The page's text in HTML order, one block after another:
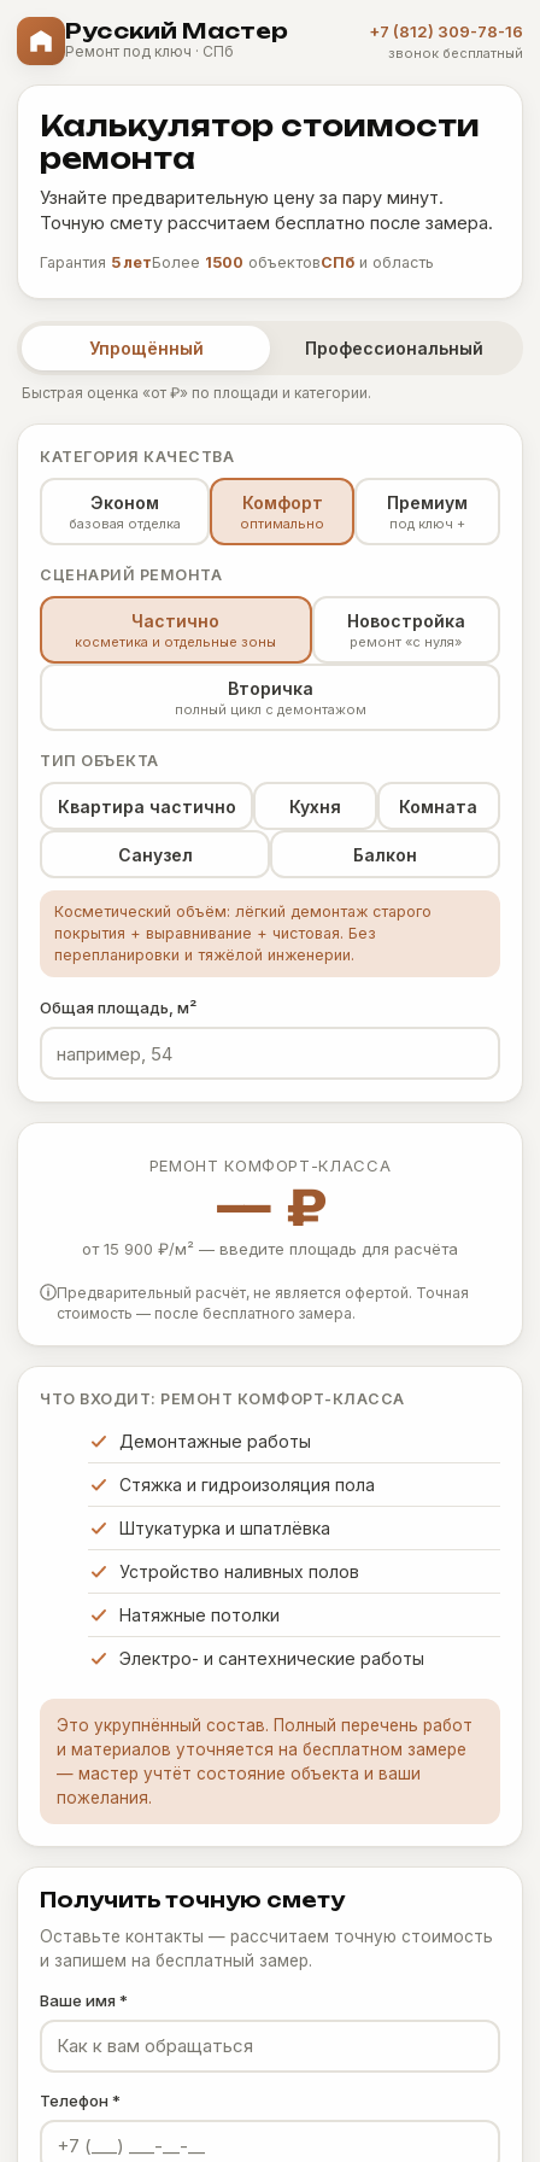
Русский Мастер
Ремонт под ключ · СПб
+7 (812) 309-78-16
звонок бесплатный
Калькулятор стоимости
ремонта
Узнайте предварительную цену за пару минут.
Точную смету рассчитаем бесплатно после замера.
Гарантия 5 летБолее 1500 объектовСПб и область
Упрощённый Профессиональный
Быстрая оценка «от ₽» по площади и категории.
КАТЕГОРИЯ КАЧЕСТВА
Эконом
базовая отделка
Комфорт
оптимально
Премиум
под ключ +
СЦЕНАРИЙ РЕМОНТА
Частично
косметика и отдельные зоны
Новостройка
ремонт «с нуля»
Вторичка
полный цикл с демонтажом
ТИП ОБЪЕКТА
Квартира частично Кухня Комната
Санузел Балкон
Косметический объём: лёгкий демонтаж старого
покрытия + выравнивание + чистовая. Без
перепланировки и тяжёлой инженерии.
Общая площадь, м²
РЕМОНТ КОМФОРТ-КЛАССА
— ₽
от 15 900 ₽/м² — введите площадь для расчёта
Предварительный расчёт, не является офертой. Точная
стоимость — после бесплатного замера.
ЧТО ВХОДИТ: РЕМОНТ КОМФОРТ-КЛАССА
Демонтажные работы
Стяжка и гидроизоляция пола
Штукатурка и шпатлёвка
Устройство наливных полов
Натяжные потолки
Электро- и сантехнические работы
Это укрупнённый состав. Полный перечень работ
и материалов уточняется на бесплатном замере
— мастер учтёт состояние объекта и ваши
пожелания.
Получить точную смету
Оставьте контакты — рассчитаем точную стоимость
и запишем на бесплатный замер.
Ваше имя *
Телефон *